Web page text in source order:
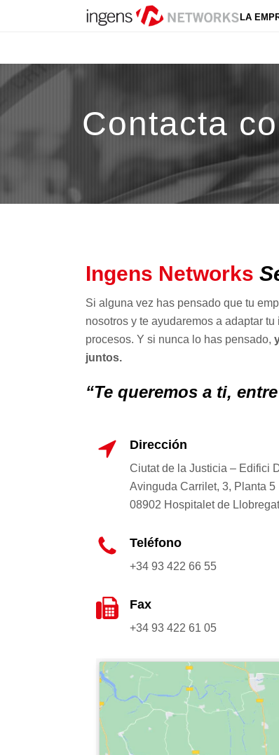
LA
Contacta
Ingens Networks
Si alguna vez has pensado que tu
nosotros y te ayudaremos a adaptar
procesos. Y si nunca lo has pensado,
juntos.
“Te queremos a ti,
Dirección
Ciutat de la Justicia – Edifici
Avinguda Carrilet, 3, Planta 5
08902 Hospitalet de
Teléfono
+34 93 422 66 55
Fax
+34 93 422 61 05